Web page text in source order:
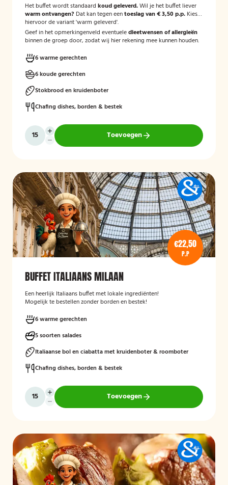
Het buffet wordt standaard koud geleverd.Wil je het buffet liever
warm ontvangen? Dat kan tegen eentoeslag van € 3,50 p.p. Kies
hiervoor de variant 'warm geleverd'.
Geef in het opmerkingenveld eventueledieetwensen of allergieën
binnen de groep door, zodat wij hier rekening mee kunnen houden.
6 warme gerechten
6 koude gerechten
Stokbrood en kruidenboter
Chafing dishes, borden & bestek
Toevoegen
€22,50
P.P
BUFFET ITALIAANS MILAAN
Een heerlijk Italiaans buffet met lokale ingrediënten!
Mogelijk te bestellen zonder borden en bestek!
6 warme gerechten
5 soorten salades
Italiaanse bol en ciabatta met kruidenboter & roomboter
Chafing dishes, borden & bestek
Toevoegen